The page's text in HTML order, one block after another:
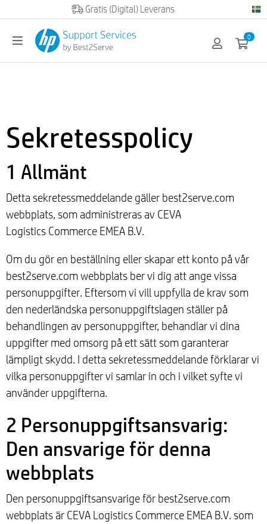
Official HP partner
0
Sekretesspolicy
1 Allmänt
Detta sekretessmeddelande gäller best2serve.com
webbplats, som administreras av CEVA
Logistics Commerce EMEA B.V.
Om du gör en beställning eller skapar ett konto på vår
best2serve.com webbplats ber vi dig att ange vissa
personuppgifter. Eftersom vi vill uppfylla de krav som
den nederländska personuppgiftslagen ställer på
behandlingen av personuppgifter, behandlar vi dina
uppgifter med omsorg på ett sätt som garanterar
lämpligt skydd. I detta sekretessmeddelande förklarar vi
vilka personuppgifter vi samlar in och i vilket syfte vi
använder uppgifterna.
2 Personuppgiftsansvarig:
Den ansvarige för denna
webbplats
Den personuppgiftsansvarige för best2serve.com
webbplats är CEVA Logistics Commerce EMEA B.V. som